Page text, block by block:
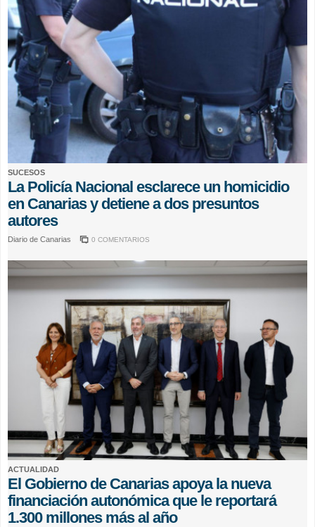
SUCESOS
La Policía Nacional esclarece un homicidio
en Canarias y detiene a dos presuntos
autores
Diario de Canarias 0 COMENTARIOS
ACTUALIDAD
El Gobierno de Canarias apoya la nueva
financiación autonómica que le reportará
1.300 millones más al año